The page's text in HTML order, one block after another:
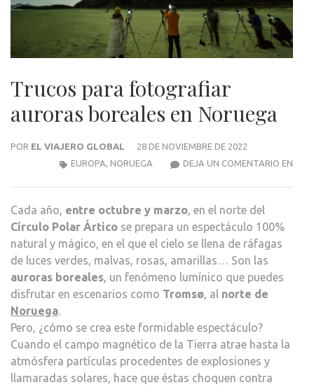
Trucos para fotografiar
auroras boreales en Noruega
POR EL VIAJERO GLOBAL
28 DE NOVIEMBRE DE 2022
DEJA UN COMENTARIO EN
EUROPA, NORUEGA
Cada año, entre octubre y marzo, en el norte del
Círculo Polar Ártico se prepara un espectáculo 100%
natural y mágico, en el que el cielo se llena de ráfagas
de luces verdes, malvas, rosas, amarillas… Son las
auroras boreales, un fenómeno lumínico que puedes
disfrutar en escenarios como Tromsø, al norte de
Noruega.
Pero, ¿cómo se crea este formidable espectáculo?
Cuando el campo magnético de la Tierra atrae hasta la
atmósfera partículas procedentes de explosiones y
llamaradas solares, hace que éstas choquen contra